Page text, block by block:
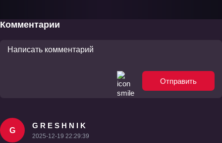
Комментарии
Отправить
G
G R E S H N I K
2025-12-19 22:29:39